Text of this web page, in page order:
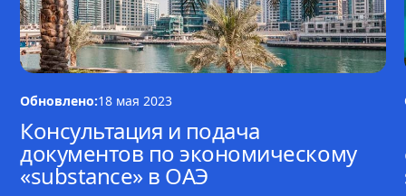
Обновлено:18 мая 2023
Консультация и подача
документов по экономическому
«substance» в ОАЭ